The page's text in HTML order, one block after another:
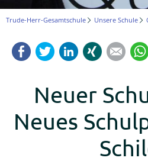
Logineo
Schulmanager
Online
Trude-Herr-Gesamtschule Unsere Schule
FacebookTwitterLinkedInXing Mail
Neuer
Neues